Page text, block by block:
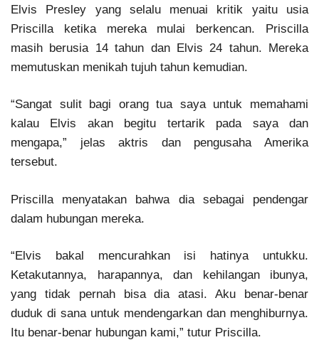
Elvis Presley yang selalu menuai kritik yaitu usia
Priscilla ketika mereka mulai berkencan. Priscilla
masih berusia 14 tahun dan Elvis 24 tahun. Mereka
memutuskan menikah tujuh tahun kemudian.
“Sangat sulit bagi orang tua saya untuk memahami
kalau Elvis akan begitu tertarik pada saya dan
mengapa,” jelas aktris dan pengusaha Amerika
tersebut.
Priscilla menyatakan bahwa dia sebagai pendengar
dalam hubungan mereka.
“Elvis bakal mencurahkan isi hatinya untukku.
Ketakutannya, harapannya, dan kehilangan ibunya,
yang tidak pernah bisa dia atasi. Aku benar-benar
duduk di sana untuk mendengarkan dan menghiburnya.
Itu benar-benar hubungan kami,” tutur Priscilla.